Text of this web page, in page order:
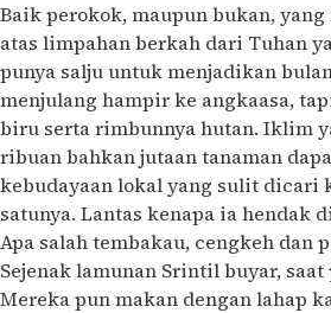
Baik perokok, maupun bukan,
atas limpahan berkah dari Tuhan
punya salju untuk menjadikan
menjulang hampir ke angkaasa,
biru serta rimbunnya hutan. Iklim
ribuan bahkan jutaan tanaman
kebudayaan lokal yang sulit dicari
satunya. Lantas kenapa ia
Apa salah tembakau, cengkeh dan
Sejenak lamunan Srintil buyar,
Mereka pun makan dengan lahap